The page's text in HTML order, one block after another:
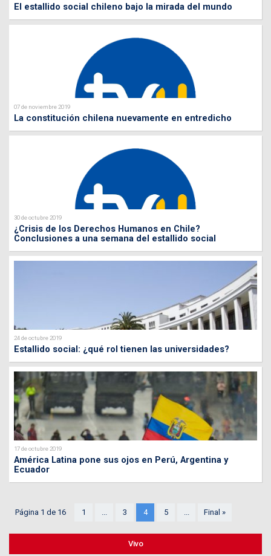
El estallido social chileno bajo la mirada del mundo
07 de noviembre 2019
La constitución chilena nuevamente en entredicho
30 de octubre 2019
¿Crisis de los Derechos Humanos en Chile?
Conclusiones a una semana del estallido social
24 de octubre 2019
Estallido social: ¿qué rol tienen las universidades?
17 de octubre 2019
América Latina pone sus ojos en Perú, Argentina y
Ecuador
Página 1 de 16 1 ... 3 4 5 ... Final »
Vivo